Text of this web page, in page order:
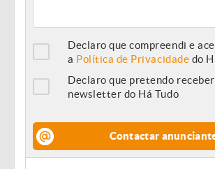
Declaro que compreendi e
a Política de Privacidade do
Declaro que pretendo receber
newsletter do Há Tudo
Contactar